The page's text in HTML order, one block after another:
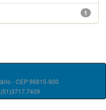
1
- CEP 96815-900